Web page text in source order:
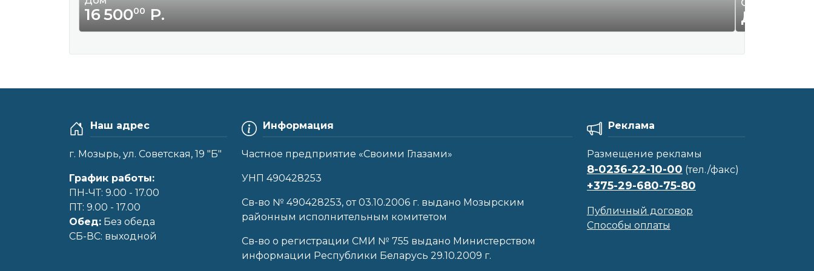
16 50000 Р.
Офисная
Наш адрес
г. Мозырь, ул. Советская, 19 "Б"
График работы:
ПН-ЧТ: 9.00 - 17.00
ПТ: 9.00 - 17.00
Обед: Без обеда
CБ-ВС: выходной
Информация
Частное предприятие «Своими Глазами»
УНП 490428253
Cв-во № 490428253, от 03.10.2006 г. выдано Мозырским
районным исполнительным комитетом
Св-во о регистрации СМИ № 755 выдано Министерством
информации Республики Беларусь 29.10.2009 г.
Реклама
Размещение рекламы
8-0236-22-10-00 (тел./факс)
+375-29-680-75-80
Публичный договор
Способы оплаты